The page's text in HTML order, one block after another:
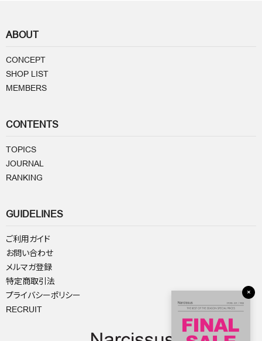
×
ABOUT
CONCEPT
SHOP LIST
MEMBERS
CONTENTS
TOPICS
JOURNAL
RANKING
GUIDELINES
ご利用ガイド
お問い合わせ
メルマガ登録
特定商取引法
プライバシーポリシー
RECRUIT